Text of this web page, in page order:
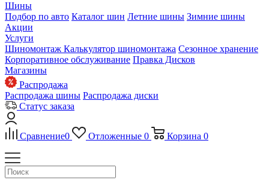
Шины
Подбор по авто Каталог шин Летние шины Зимние шины
Акции
Услуги
Шиномонтаж Калькулятор шиномонтажа Сезонное хранение
Корпоративное обслуживание Правка Дисков
Магазины
Распродажа
Распродажа шины Распродажа диски
Статус заказа
Сравнение0 Отложенные 0 Корзина 0